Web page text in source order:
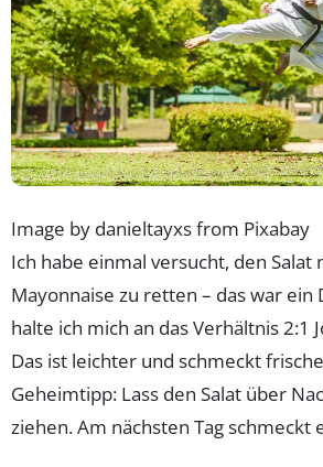
Image by danieltayxs from Pixabay
Ich habe einmal versucht, den Salat
Mayonnaise zu retten – das war ein
halte ich mich an das Verhältnis 2:1
Das ist leichter und schmeckt
Geheimtipp: Lass den Salat über
ziehen. Am nächsten Tag schmeckt